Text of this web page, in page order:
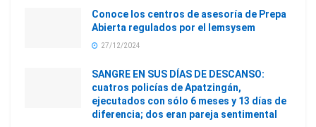
Conoce los centros de asesoría de Prepa
Abierta regulados por el Iemsysem
27/12/2024
SANGRE EN SUS DÍAS DE DESCANSO:
cuatros policías de Apatzingán,
ejecutados con sólo 6 meses y 13 días de
diferencia; dos eran pareja sentimental